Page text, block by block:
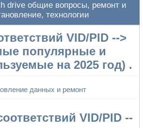
drive общие вопросы, ремонт и
технологии
VID/PID -->
популярные и
на 2025 год) .
данных и ремонт
VID/PID --